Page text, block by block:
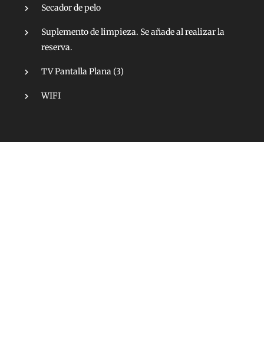
Secador de pelo
Suplemento de limpieza. Se añade al realizar la
reserva.
TV Pantalla Plana (3)
WIFI